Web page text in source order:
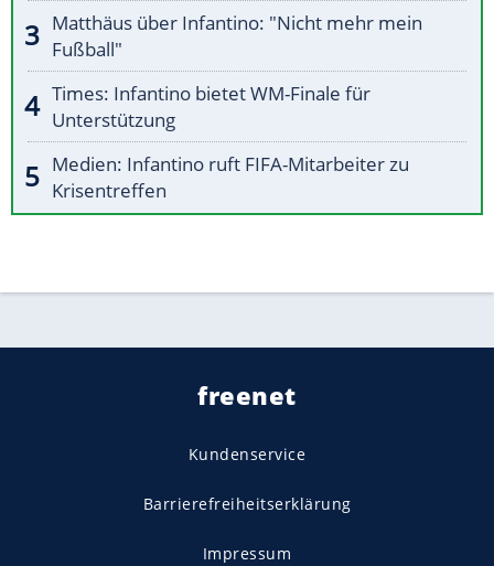
Matthäus über Infantino: "Nicht mehr mein
Fußball"
Times: Infantino bietet WM-Finale für
Unterstützung
Medien: Infantino ruft FIFA-Mitarbeiter zu
Krisentreffen
freenet
Kundenservice
Barrierefreiheitserklärung
Impressum